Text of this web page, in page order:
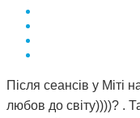
Після сеансів у Міті
любов до світу))))? .